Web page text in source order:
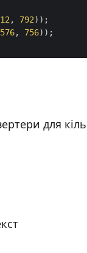
, 792
576, 756
для